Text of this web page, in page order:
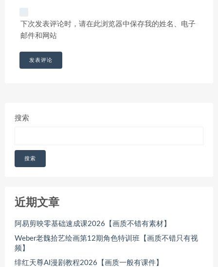
下次发表评论时，请在此浏览器中保存我的姓名、电子
邮件和网站
搜索
搜索
近期文章
阿易剪映零基础速成课2026【画质不错有素材】
Weber老魏拾艺绘画第12期角色特训班【画质不错只有视
频】
绯红天尊AI漫剧教程2026【画质一般有课件】